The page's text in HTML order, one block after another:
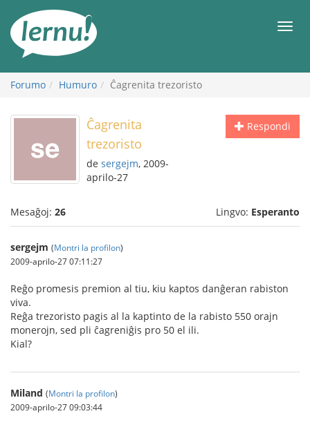
enhavo
Forumo Humuro Ĉagrenita trezoristo
Respondi
Ĉagrenita
trezoristo
de sergejm, 2009-
aprilo-27
Mesaĝoj: 26 Lingvo: Esperanto
sergejm (Montri la profilon)
2009-aprilo-27 07:11:27
Reĝo promesis premion al tiu, kiu kaptos danĝeran rabiston
viva.
Reĝa trezoristo pagis al la kaptinto de la rabisto 550 orajn
monerojn, sed pli ĉagreniĝis pro 50 el ili.
Kial?
Miland (Montri la profilon)
2009-aprilo-27 09:03:44